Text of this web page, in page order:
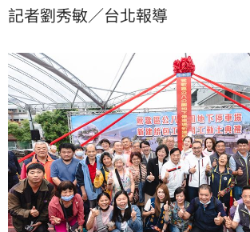
留言打臉，強調「蘇巧慧從頭到尾都有協
記者劉秀敏／台北報導